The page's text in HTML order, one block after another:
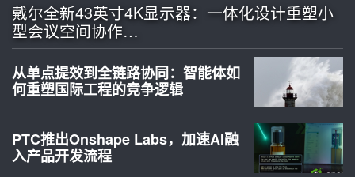
戴尔全新43英寸4K显示器：一体化设计重塑小
型会议空间协作…
从单点提效到全链路协同：智能体如
何重塑国际工程的竞争逻辑
PTC推出Onshape Labs，加速AI融
入产品开发流程